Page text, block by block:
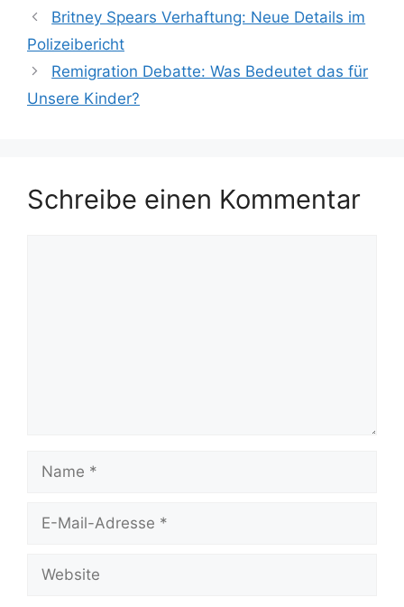
Britney Spears Verhaftung: Neue Details im
Polizeibericht
Remigration Debatte: Was Bedeutet das für
Unsere Kinder?
Schreibe einen Kommentar
Mail-